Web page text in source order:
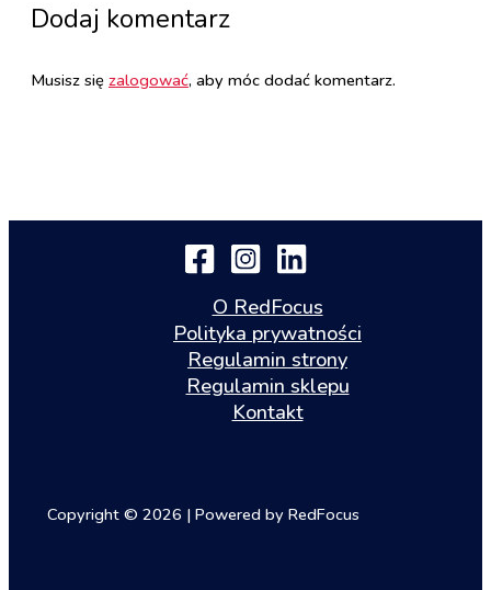
Dodaj komentarz
Musisz się zalogować, aby móc dodać komentarz.
O RedFocus
Polityka prywatności
Regulamin strony
Regulamin sklepu
Kontakt
Copyright © 2026 | Powered by RedFocus